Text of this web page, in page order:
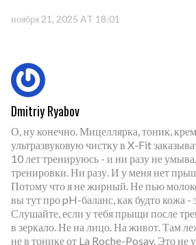
ноября 21, 2025 AT 18:01
Dmitriy Ryabov
О, ну конечно. Мицеллярка, тоник,
ультразвуковую чистку в X-Fit
10 лет тренируюсь - и ни разу не
тренировки. Ни разу. И у меня нет
Потому что я не жирный. Не пью
вы тут про pH-баланс, как будто кожа -
Слушайте, если у тебя прыщи после
в зеркало. Не на лицо. На живот. Там
не в тонике от La Roche-Posay. Это не